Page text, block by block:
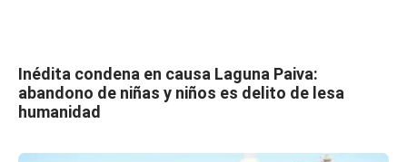
Inédita condena en causa Laguna Paiva:
abandono de niñas y niños es delito de lesa
humanidad